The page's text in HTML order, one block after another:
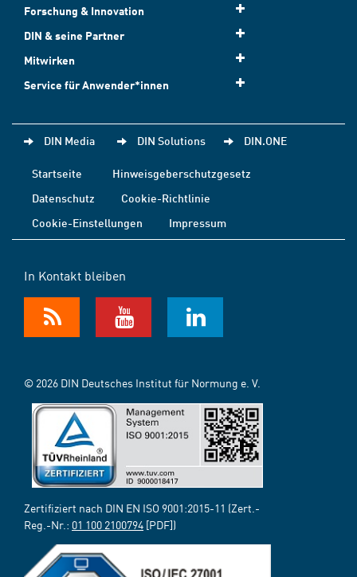
Forschung & Innovation
DIN & seine Partner
Mitwirken
Service für Anwender*innen
DIN Media DIN Solutions DIN.ONE
Startseite
Hinweisgeberschutzgesetz
Datenschutz
Cookie-Richtlinie
Cookie-Einstellungen
Impressum
In Kontakt bleiben
© 2026 DIN Deutsches Institut für Normung e. V.
Zertifiziert nach DIN EN ISO 9001:2015-11 (Zert.-
Reg.-Nr.: 01 100 2100794 [PDF])